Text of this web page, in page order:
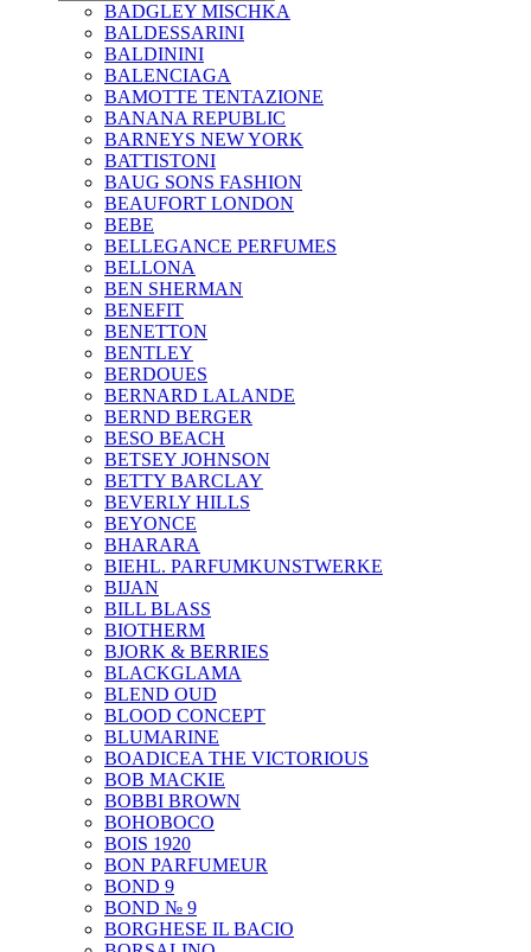
BADGLEY MISCHKA
BALDESSARINI
BALDININI
BALENCIAGA
BAMOTTE TENTAZIONE
BANANA REPUBLIC
BARNEYS NEW YORK
BATTISTONI
BAUG SONS FASHION
BEAUFORT LONDON
BEBE
BELLEGANCE PERFUMES
BELLONA
BEN SHERMAN
BENEFIT
BENETTON
BENTLEY
BERDOUES
BERNARD LALANDE
BERND BERGER
BESO BEACH
BETSEY JOHNSON
BETTY BARCLAY
BEVERLY HILLS
BEYONCE
BHARARA
BIEHL. PARFUMKUNSTWERKE
BIJAN
BILL BLASS
BIOTHERM
BJORK & BERRIES
BLACKGLAMA
BLEND OUD
BLOOD CONCEPT
BLUMARINE
BOADICEA THE VICTORIOUS
BOB MACKIE
BOBBI BROWN
BOHOBOCO
BOIS 1920
BON PARFUMEUR
BOND 9
BOND № 9
BORGHESE IL BACIO